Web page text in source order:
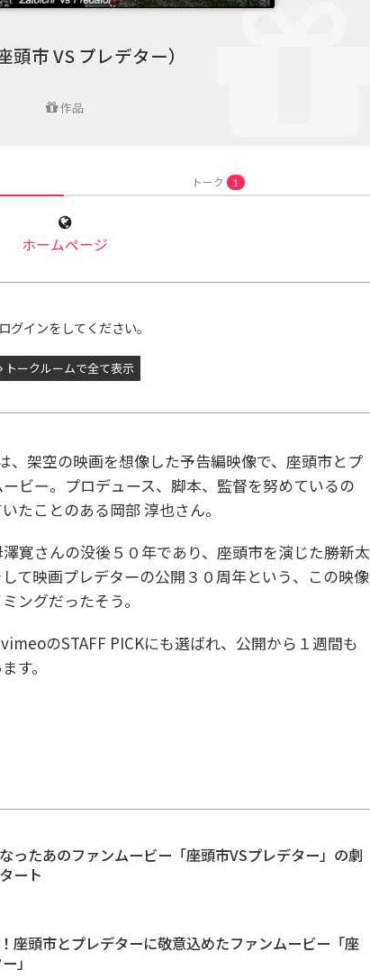
頭市 VS プレデター）
作品
トーク 1
ホームページ
グインをしてください。
トークルームで全て表示
、架空の映画を想像した予告編映像で、座頭市とプ
ビー。プロデュース、脚本、監督を努めているの
たことのある岡部 淳也さん。
寛さんの没後５０年であり、座頭市を演じた勝新太
て映画プレデターの公開３０周年という、この映像
ングだったそう。
のSTAFF PICKにも選ばれ、公開から１週間も
す。
ったあのファンムービー「座頭市VSプレデター」の劇
ート
座頭市とプレデターに敬意込めたファンムービー「座
」